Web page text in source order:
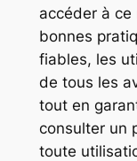
accéder à ce
bonnes
fiables, les
de tous les
tout en
consulter un
toute